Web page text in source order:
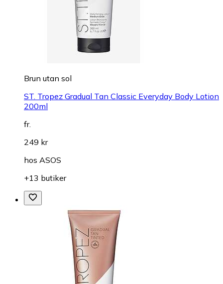
Brun utan sol
ST. Tropez Gradual Tan Classic Everyday Body Lotion
200ml
fr.
249 kr
hos ASOS
+13 butiker